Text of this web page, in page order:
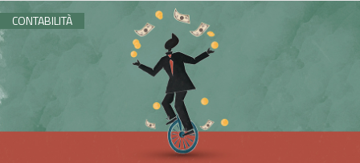
CONTABILITÀ